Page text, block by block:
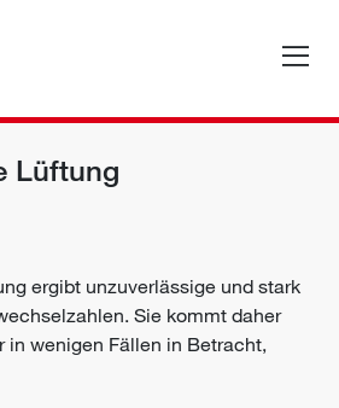
Lüftung
ergibt unzuverlässige und stark
Sie kommt daher
in wenigen Fällen in Betracht,